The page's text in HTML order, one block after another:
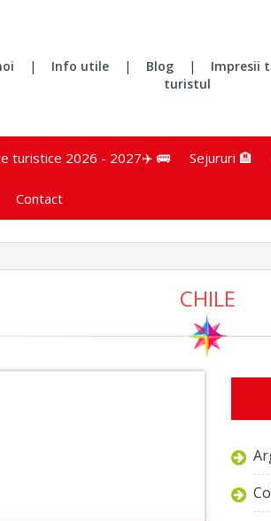
| Info utile | Blog | Impresii
turistul
turistice 2026 - 2027✈️ 🚌 Sejururi 🏨
Contact
CHILE